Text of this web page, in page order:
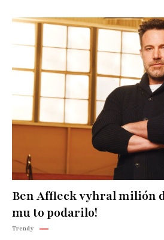
Ben Affleck vyhral milión
mu to podarilo!
Trendy